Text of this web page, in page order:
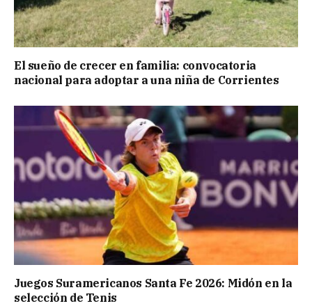
El sueño de crecer en familia: convocatoria
nacional para adoptar a una niña de Corrientes
Juegos Suramericanos Santa Fe 2026: Midón en la
selección de Tenis